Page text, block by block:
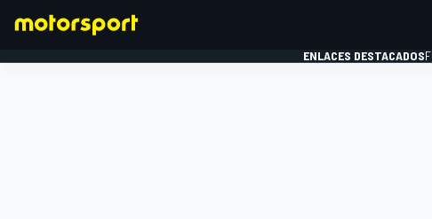
ENLACES DESTACADOS